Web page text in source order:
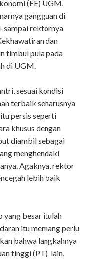
(FE) UGM,
gangguan di
sampai rektornya
dan
timbul pula pada
di UGM.
sesuai kondisi
terbaik seharusnya
persis seperti
khusus dengan
diambil sebagai
menghendaki
Agaknya, rektor
lebih baik
yang besar itulah
itu memang perlu
bahwa langkahnya
tinggi (PT) lain,